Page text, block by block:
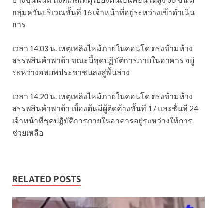
กลุ่มควันบริเวณชั้นที่ 16 เจ้าหน้าที่อยู่ระหว่างเข้าดำเนิน
การ
เวลา 14.03 น. เหตุเพลิงไหม้ภายในคอนโด ตรงข้ามห้าง
สรรพสินค้าพาต้า ขณะนี้ชุดปฏิบัติการภายในอาคาร อยู่
ระหว่างอพยพประชาชนลงสู่พื้นล่าง
เวลา 14.20 น. เหตุเพลิงไหม้ภายในคอนโด ตรงข้ามห้าง
สรรพสินค้าพาต้า เบื้องต้นมีผู้ติดค้างชั้นที่ 17 และชั้นที่ 24
เจ้าหน้าที่ชุดปฏิบัติการภายในอาคารอยู่ระหว่างให้การ
ช่วยเหลือ
RELATED POSTS